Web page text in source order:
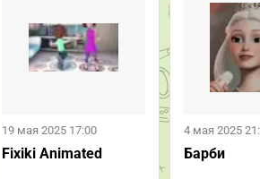
19 мая 2025 17:00
Fixiki Animated
4 мая 2025
Барби